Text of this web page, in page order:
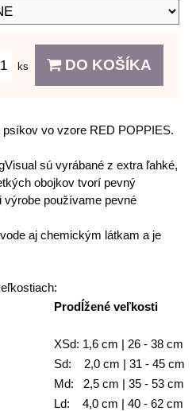
ks DO KOŠÍKA
vo vzore RED POPPIES.
sú vyrábané z extra ľahké,
obojkov tvorí pevný
výrobe používame pevné
aj chemickým látkam a je
Prodĺžené veľkosti
XSd: 1,6 cm | 26 - 38 cm
Sd: 2,0 cm | 31 - 45 cm
Md: 2,5 cm | 35 - 53 cm
Ld: 4,0 cm | 40 - 62 cm